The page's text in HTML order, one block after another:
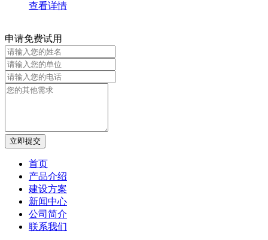
查看详情
申请免费试用
立即提交
首页
产品介绍
建设方案
新闻中心
公司简介
联系我们